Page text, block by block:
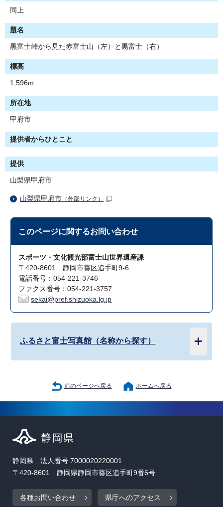
同上
題名
黒富士峠から見た赤富士山（左）と黒富士（右）
標高
1,596m
所在地
甲府市
提供者からひとこと
提供
山梨県甲府市
山梨県甲府市 （外部リンク）
このページに関するお問い合わせ
スポーツ・文化観光部富士山世界遺産課
〒420-8601 静岡市葵区追手町9-6
電話番号：054-221-3746
ファクス番号：054-221-3757
sekai@pref.shizuoka.lg.jp
ふるさと富士写真館（名称から探す）
前のページへ戻る ホームへ戻る
静岡県 法人番号 7000020220001
〒420-8601 静岡県静岡市葵区追手町9番6号
各種お問い合わせ 県庁へのアクセス